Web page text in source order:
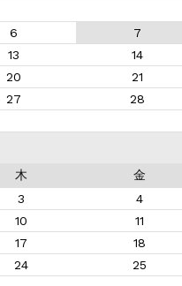
6 7
13 14
20 21
27 28
木 金
3 4
10 11
17 18
24 25